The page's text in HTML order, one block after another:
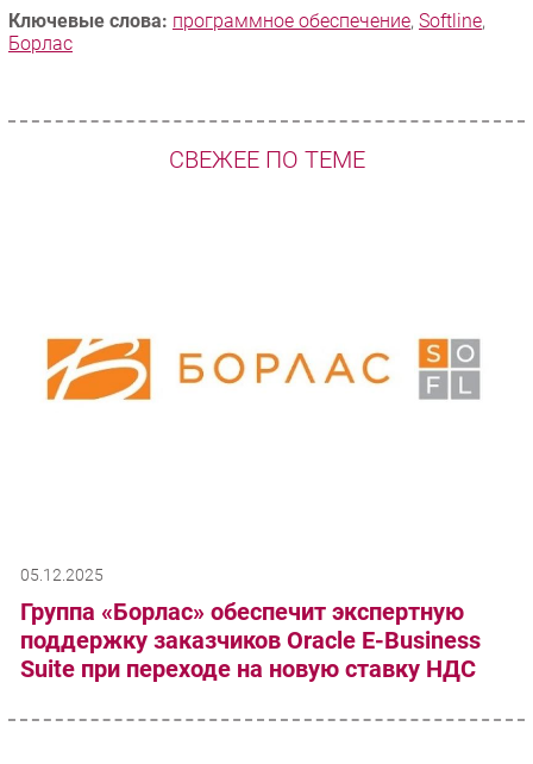
Ключевые слова: программное обеспечение, Softline,
Борлас
СВЕЖЕЕ ПО ТЕМЕ
05.12.2025
Группа «Борлас» обеспечит экспертную
поддержку заказчиков Oracle E-Business
Suite при переходе на новую ставку НДС